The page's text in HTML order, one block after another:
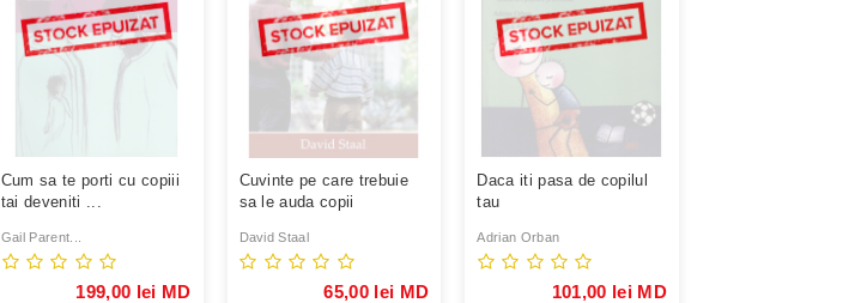
Cum sa te porti cu copiii
tai deveniti ...
Gail Parent...
199,00 lei MD
Cuvinte pe care trebuie
sa le auda copii
David Staal
65,00 lei MD
Daca iti pasa de copilul
tau
Adrian Orban
101,00 lei MD